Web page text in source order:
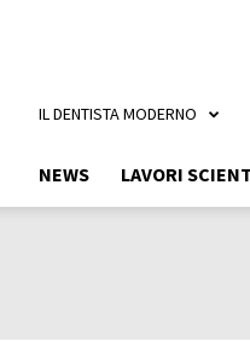
NEWS LAVORI
IL DENTISTA MODERNO